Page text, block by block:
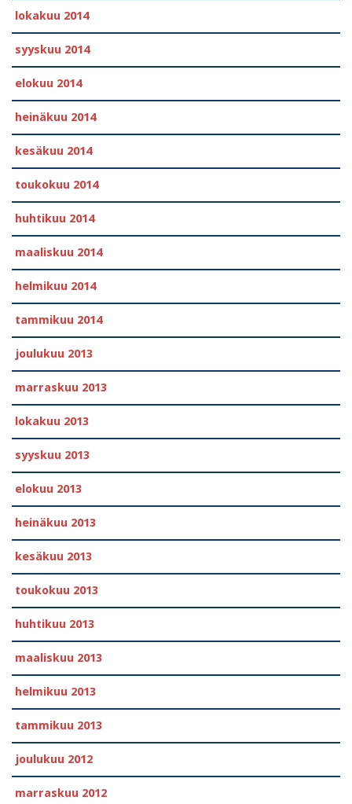
lokakuu 2014
syyskuu 2014
elokuu 2014
heinäkuu 2014
kesäkuu 2014
toukokuu 2014
huhtikuu 2014
maaliskuu 2014
helmikuu 2014
tammikuu 2014
joulukuu 2013
marraskuu 2013
lokakuu 2013
syyskuu 2013
elokuu 2013
heinäkuu 2013
kesäkuu 2013
toukokuu 2013
huhtikuu 2013
maaliskuu 2013
helmikuu 2013
tammikuu 2013
joulukuu 2012
marraskuu 2012